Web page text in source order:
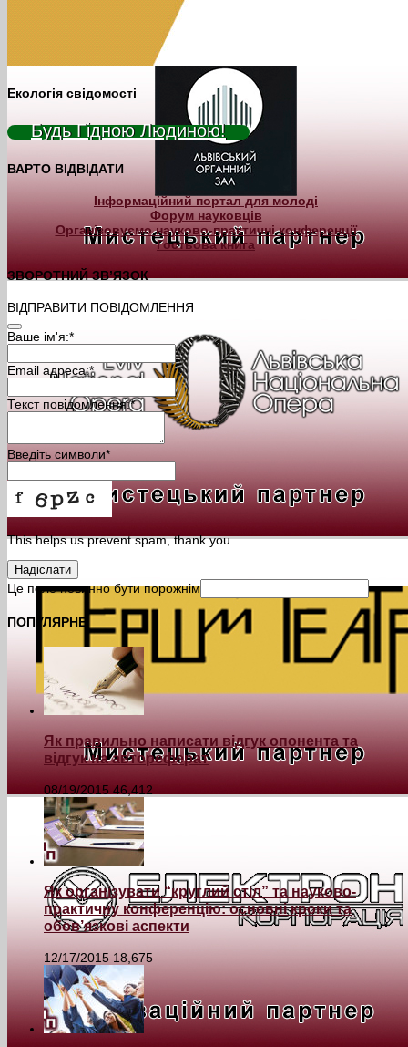
Екологія свідомості
Будь Гідною Людиною!
ВАРТО ВІДВІДАТИ
Інформаційний портал для молоді
Форум науковців
Організовуємо науково-практичні конференції
Гостьова книга
ЗВОРОТНИЙ ЗВ’ЯЗОК
ВІДПРАВИТИ ПОВІДОМЛЕННЯ
Ваше ім'я:*
Email адреса:*
Текст повідомлення:*
Введіть символи*
This helps us prevent spam, thank you.
Надіслати
Це поле повинно бути порожнім
ПОПУЛЯРНЕ
Як правильно написати відгук опонента та
відгук на автореферат
08/19/2015 46,412
Як організувати “круглий стіл” та науково-
практичну конференцію: основні кроки та
обов’язкові аспекти
12/17/2015 18,675